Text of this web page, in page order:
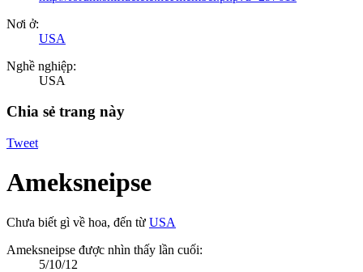
Nơi ở:
USA
Nghề nghiệp:
USA
Chia sẻ trang này
Tweet
Ameksneipse
Chưa biết gì về hoa, đến từ USA
Ameksneipse được nhìn thấy lần cuối:
5/10/12